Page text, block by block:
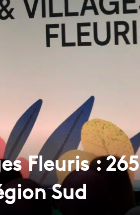
Fleuris : 265
Sud